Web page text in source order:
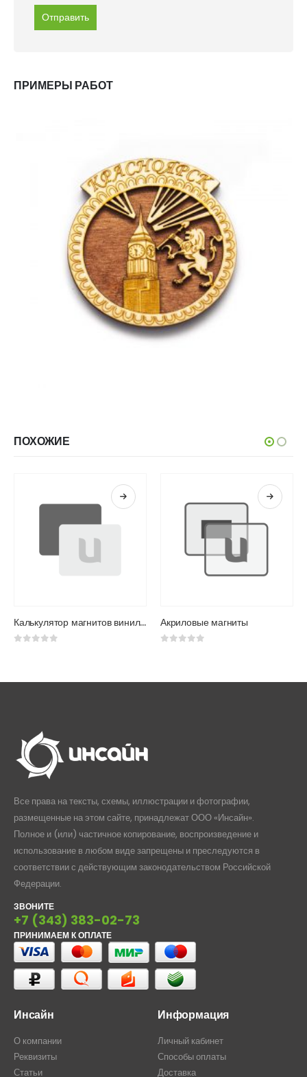
ПРИМЕРЫ РАБОТ
ПОХОЖИЕ
Калькулятор магнитов виниловых Акриловые магниты
Все права на тексты, схемы, иллюстрации и фотографии,
размещенные на этом сайте, принадлежат ООО «Инсайн».
Полное и (или) частичное копирование, воспроизведение и
использование в любом виде запрещены и преследуются в
соответствии с действующим законодательством Российской
Федерации.
ЗВОНИТЕ
+7 (343) 383-02-73
ПРИНИМАЕМ К ОПЛАТЕ
Инсайн
О компании
Реквизиты
Статьи
Информация
Личный кабинет
Способы оплаты
Доставка